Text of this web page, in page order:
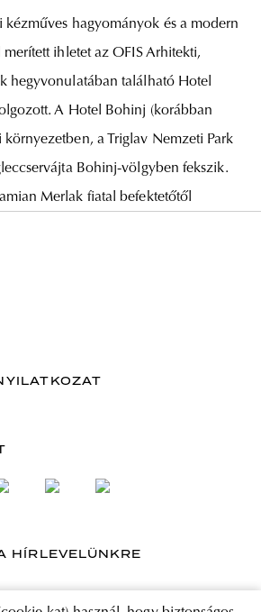
kézműves hagyományok és a modern
ihletet az OFIS Arhitekti,
hegyvonulatában található Hotel
A Hotel Bohinj (korábban
környezetben, a Triglav Nemzeti Park
Bohinj-völgyben fekszik.
Merlak fiatal befektetőtől
HÍRLEVELÜNKRE